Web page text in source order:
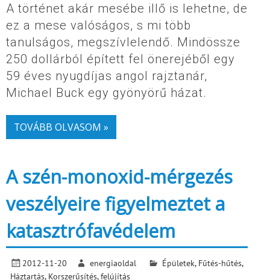
A történet akár mesébe illő is lehetne, de
ez a mese valóságos, s mi több
tanulságos, megszívlelendő. Mindössze
250 dollárból épített fel önerejéből egy
59 éves nyugdíjas angol rajztanár,
Michael Buck egy gyönyörű házat.
TOVÁBB OLVASOM »
A szén-monoxid-mérgezés
veszélyeire figyelmeztet a
katasztrófavédelem
2012-11-20 energiaoldal Épületek, Fűtés-hűtés,
Háztartás, Korszerűsítés, felújítás